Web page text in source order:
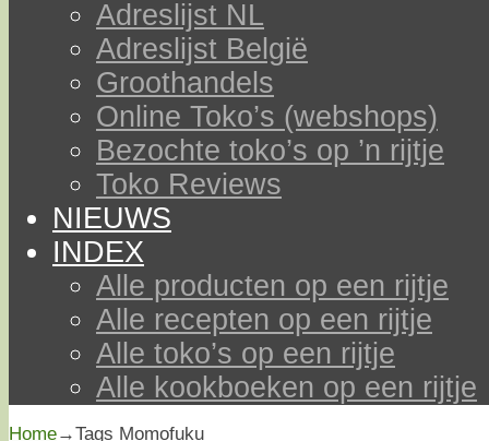
Adreslijst NL
Adreslijst België
Groothandels
Online Toko’s (webshops)
Bezochte toko’s op ’n rijtje
Toko Reviews
NIEUWS
INDEX
Alle producten op een rijtje
Alle recepten op een rijtje
Alle toko’s op een rijtje
Alle kookboeken op een rijtje
Home→Tags Momofuku